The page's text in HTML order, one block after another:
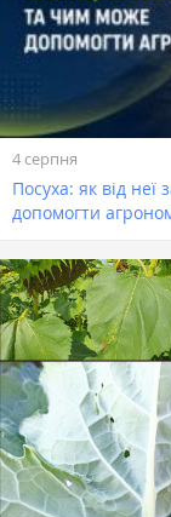
4 серпня
Посуха: як від
допомогти